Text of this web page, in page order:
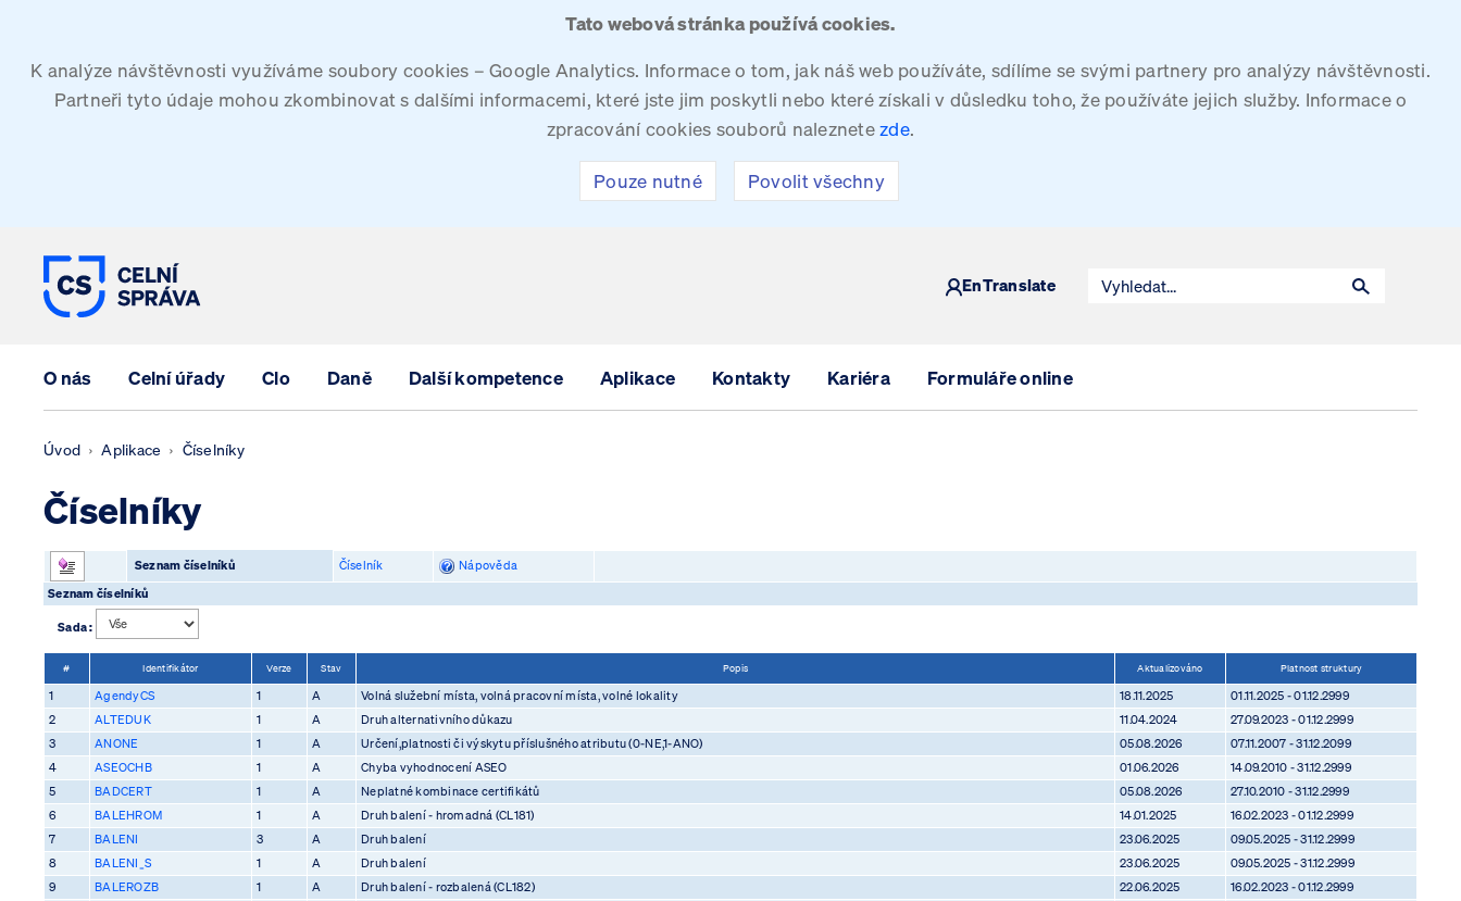
Tato webová stránka používá cookies.
K analýze návštěvnosti využíváme soubory cookies – Google Analytics. Informace o tom, jak náš web používáte, sdílíme se svými partnery pro analýzy návštěvnosti.
Partneři tyto údaje mohou zkombinovat s dalšími informacemi, které jste jim poskytli nebo které získali v důsledku toho, že používáte jejich služby. Informace o
zpracování cookies souborů naleznetezde.
Pouze nutné Povolit všechny
EnTranslate
O nás Celní úřady Clo Daně Další kompetence Aplikace Kontakty Kariéra Formuláře online
Úvod Aplikace Číselníky
Číselníky
Seznam číselníků Číselník
Nápověda
Seznam číselníků
Sada :
# Identifikátor Verze Stav Popis Aktualizováno Platnost struktury
1 AgendyCS 1 A Volná služební místa, volná pracovní místa, volné lokality 18.11.2025
01.11.2025 - 01.12.2999
2
ALTEDUK 1 A Druh alternativního důkazu 11.04.2024
27.09.2023 - 01.12.2999
3
ANONE 1 A Určení,platnosti či výskytu příslušného atributu (0-NE,1-ANO) 05.08.2026
07.11.2007 - 31.12.2099
4
ASEOCHB 1 A Chyba vyhodnocení ASEO 01.06.2026
14.09.2010 - 31.12.2999
5
BADCERT 1 A Neplatné kombinace certifikátů 05.08.2026
27.10.2010 - 31.12.2999
6
BALEHROM 1 A Druh balení - hromadná (CL181) 14.01.2025
16.02.2023 - 01.12.2999
7
BALENI 3 A Druh balení 23.06.2025
09.05.2025 - 31.12.2999
8
BALENI_S 1 A Druh balení 23.06.2025
09.05.2025 - 31.12.2999
9
BALEROZB 1 A Druh balení - rozbalená (CL182) 22.06.2025
16.02.2023 - 01.12.2999